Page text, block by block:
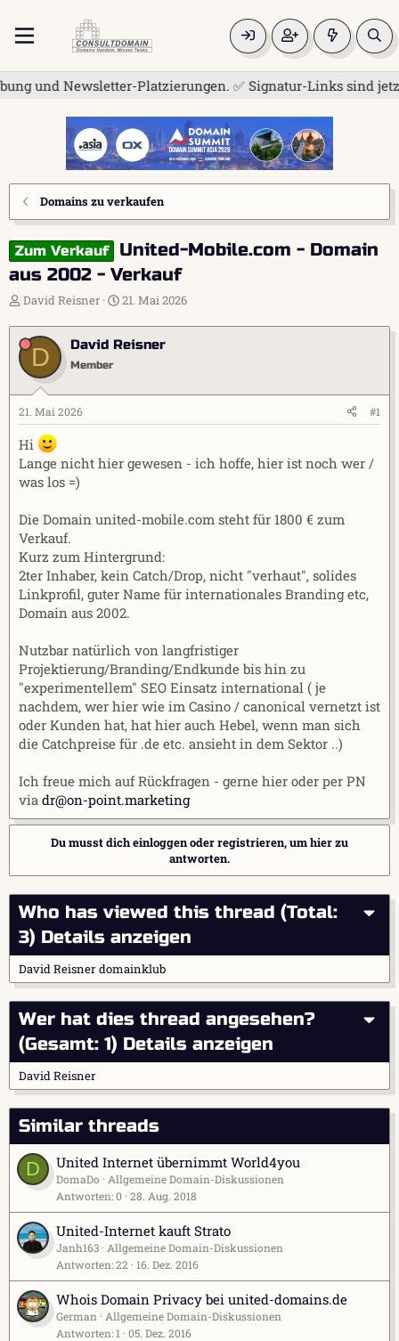
Newsletter-Platzierungen. ✅ Signatur-Links sind jetzt
Domains zu verkaufen
Zum Verkauf
United-Mobile.com - Domain
aus 2002 - Verkauf
E
s
t
e
l
e
r
David Reisner
E
s
t
l
a
21. Mai 2026
D David Reisner
Member
21. Mai 2026 #1
Hi
Lange nicht hier gewesen - ich hoffe, hier ist noch wer /
was los =)
Die Domain united-mobile.com steht für 1800 € zum
Verkauf.
Kurz zum Hintergrund:
2ter Inhaber, kein Catch/Drop, nicht "verhaut", solides
Linkprofil, guter Name für internationales Branding etc,
Domain aus 2002.
Nutzbar natürlich von langfristiger
Projektierung/Branding/Endkunde bis hin zu
"experimentellem" SEO Einsatz international ( je
nachdem, wer hier wie im Casino / canonical vernetzt ist
oder Kunden hat, hat hier auch Hebel, wenn man sich
die Catchpreise für .de etc. ansieht in dem Sektor ..)
Ich freue mich auf Rückfragen - gerne hier oder per PN
via dr@on-point.marketing
Du musst dich einloggen oder registrieren, um hier zu
antworten.
Who has viewed this thread (Total:
3) Details anzeigen
David Reisner domainklub
Wer hat dies thread angesehen?
(Gesamt: 1) Details anzeigen
David Reisner
Similar threads
D
United Internet übernimmt World4you
DomaDo
Allgemeine Domain-Diskussionen
Antworten 0 28. Aug. 2018
United-Internet kauft Strato
Janh163
Allgemeine Domain-Diskussionen
Antworten 22 16. Dez. 2016
Whois Domain Privacy bei united-domains.de
German
Allgemeine Domain-Diskussionen
Antworten 1 05. Dez. 2016